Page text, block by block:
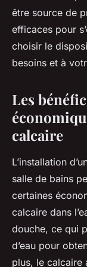
être source de
efficaces pour
choisir le
besoins et à
Les
calcaire
L’installation
salle de bains
certaines
calcaire dans
douche, ce qui
d’eau pour
plus, le calcaire